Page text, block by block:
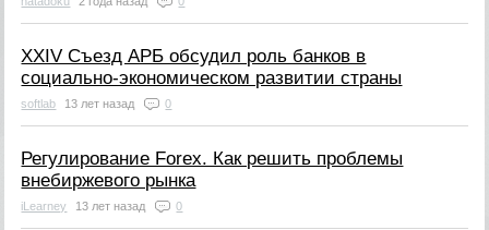
XXIV Съезд АРБ обсудил роль банков в
социально-экономическом развитии страны
softlab 13 лет назад 0
Регулирование Forex. Как решить проблемы
внебиржевого рынка
iLearney 13 лет назад 0